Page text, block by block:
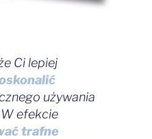
Ci lepiej
używania
efekcie
trafne